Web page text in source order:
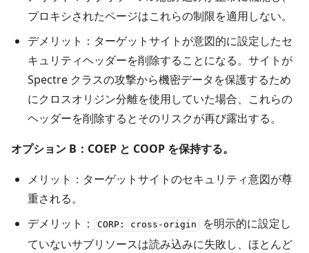
プロキシされたページはこれらの制限を適用しない。
デメリット：ターゲットサイトが意図的に設定したセ
キュリティヘッダーを削除することになる。サイトが
Spectre クラスの攻撃から機密データを保護するため
にクロスオリジン分離を使用していた場合、これらの
ヘッダーを削除するとそのリスクが再び露出する。
オプション B：COEP と COOP を保持する。
メリット：ターゲットサイトのセキュリティ意図が尊
重される。
デメリット：
CORP: cross-origin
を明示的に設定し
ていないサブリソースは読み込みに失敗し、ほとんど